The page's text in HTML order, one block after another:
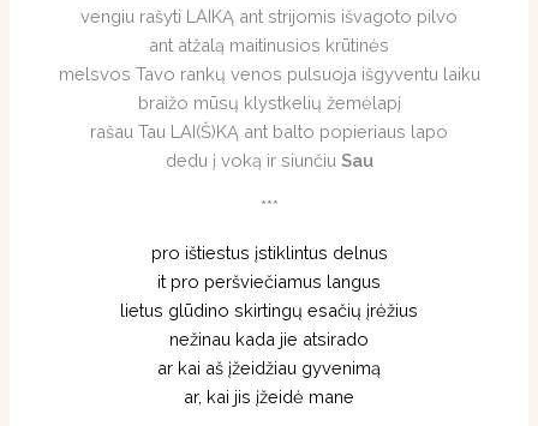
vengiu rašyti LAIKĄ ant strijomis išvagoto pilvo
ant atžalą maitinusios krūtinės
melsvos Tavo rankų venos pulsuoja išgyventu laiku
braižo mūsų klystkelių žemėlapį
rašau Tau LAI(Š)KĄ ant balto popieriaus lapo
dedu į voką ir siunčiu Sau
***
pro ištiestus įstiklintus delnus
it pro peršviečiamus langus
lietus glūdino skirtingų esačių įrėžius
nežinau kada jie atsirado
ar kai aš įžeidžiau gyvenimą
ar, kai jis įžeidė mane